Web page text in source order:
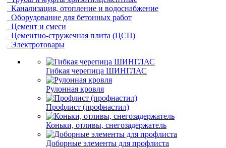
Канализация, отопление и водоснабжение
Оборудование для бетонных работ
Цемент и смеси
Цементно-стружечная плита (ЦСП)
Электротовары
Гибкая черепица ШИНГЛАС
Рулонная кровля
Профлист (профнастил)
Коньки, отливы, снегозадержатель
Доборные элементы для профлиста